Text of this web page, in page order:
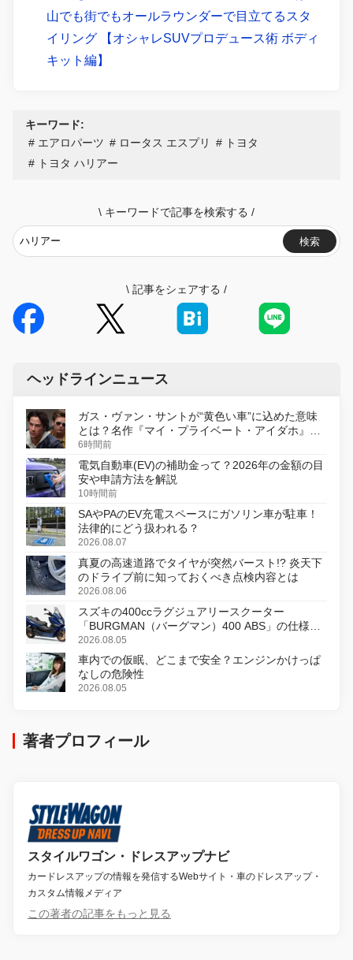
山でも街でもオールラウンダーで目立てるスタ
イリング 【オシャレSUVプロデュース術 ボディ
キット編】
キーワード:
エアロパーツ
ロータス エスプリ
トヨタ
トヨタ ハリアー
\ キーワードで記事を検索する /
検索
\ 記事をシェアする /
ヘッドラインニュース
ガス・ヴァン・サントが“黄色い車”に込めた意味
とは？名作『マイ・プライベート・アイダホ』が
初のデジタルリマスター版で復活
6時間前
電気自動車(EV)の補助金って？2026年の金額の目
安や申請方法を解説
10時間前
SAやPAのEV充電スペースにガソリン車が駐車！
法律的にどう扱われる？
2026.08.07
真夏の高速道路でタイヤが突然バースト!? 炎天下
のドライブ前に知っておくべき点検内容とは
2026.08.06
スズキの400ccラグジュアリースクーター
「BURGMAN（バーグマン）400 ABS」の仕様を
変更し、8月18日に発売
2026.08.05
車内での仮眠、どこまで安全？エンジンかけっぱ
なしの危険性
2026.08.05
著者プロフィール
スタイルワゴン・ドレスアップナビ
カードレスアップの情報を発信するWebサイト・車のドレスアップ・
カスタム情報メディア
この著者の記事をもっと見る